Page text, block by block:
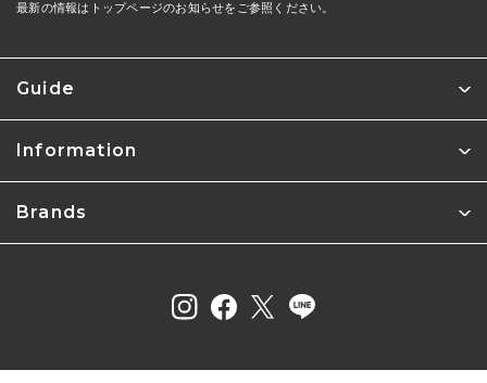
Guide
Information
Brands
最新の情報はトップページのお知らせをご参照ください。